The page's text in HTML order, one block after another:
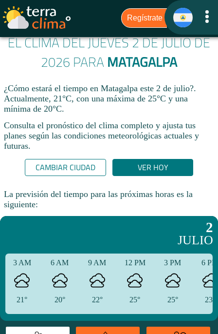
EL CLIMA DEL JUEVES 2 DE JULIO DE
2026 PARA MATAGALPA
¿Cómo estará el tiempo en Matagalpa este 2 de julio?.
Actualmente, 21°C, con una máxima de 25°C y una
mínima de 20°C.
Consulta el pronóstico del clima completo y ajusta tus
planes según las condiciones meteorológicas actuales y
futuras.
CAMBIAR CIUDAD VER HOY
La previsión del tiempo para las próximas horas es la
siguiente:
2
JULIO
3 AM
21°
6 AM
20°
9 AM
22°
12 PM
25°
3 PM
25°
6
23°